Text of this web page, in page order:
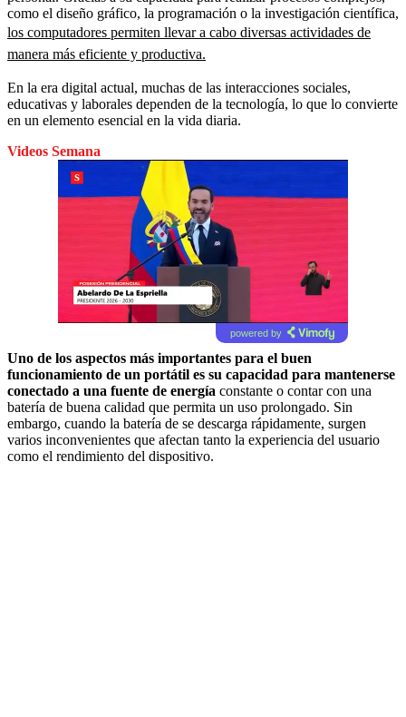
como el diseño gráfico, la programación o la investigación científica,
los computadores permiten llevar a cabo diversas actividades de
manera más eficiente y productiva.
En la era digital actual, muchas de las interacciones sociales,
educativas y laborales dependen de la tecnología, lo que lo convierte
en un elemento esencial en la vida diaria.
Videos Semana
powered by
Uno de los aspectos más importantes para el buen
funcionamiento de un portátil es su capacidad para mantenerse
conectado a una fuente de energía constante o contar con una
batería de buena calidad que permita un uso prolongado. Sin
embargo, cuando la batería de se descarga rápidamente, surgen
varios inconvenientes que afectan tanto la experiencia del usuario
como el rendimiento del dispositivo.